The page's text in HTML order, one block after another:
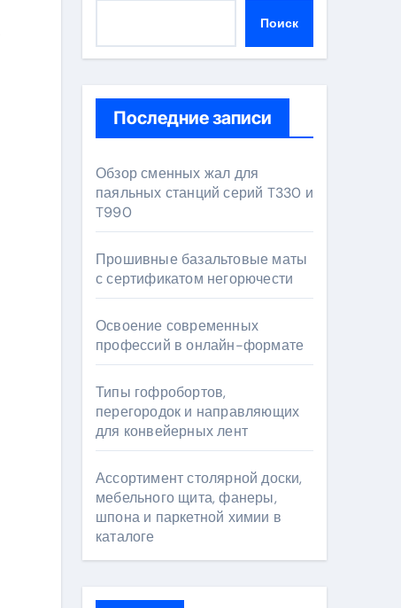
Поиск
Последние записи
Обзор сменных жал для
паяльных станций серий T330 и
T990
Прошивные базальтовые маты
с сертификатом негорючести
Освоение современных
профессий в онлайн-формате
Типы гофробортов,
перегородок и направляющих
для конвейерных лент
Ассортимент столярной доски,
мебельного щита, фанеры,
шпона и паркетной химии в
каталоге